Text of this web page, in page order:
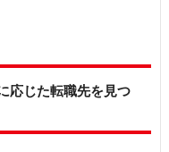
応じた転職先を見つ